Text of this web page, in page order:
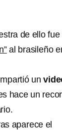
de ello fue
al brasileño
un
hace un
aparece el